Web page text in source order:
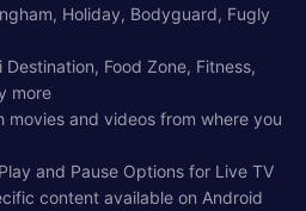
Holiday, Bodyguard, Fugly
Food Zone, Fitness,
more
movies and videos from where you
and Pause Options for Live TV
content available on Android